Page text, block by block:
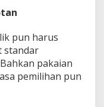
pun harus
standar
pakaian
pemilihan pun